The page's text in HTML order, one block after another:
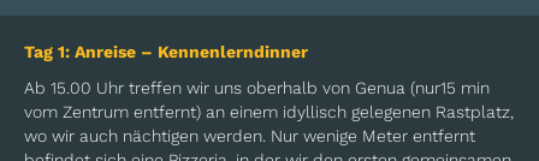
Tag 1: Anreise – Kennenlerndinner
Ab 15.00 Uhr treffen wir uns oberhalb von Genua (nur15 min
vom Zentrum entfernt) an einem idyllisch gelegenen Rastplatz,
wo wir auch nächtigen werden. Nur wenige Meter entfernt